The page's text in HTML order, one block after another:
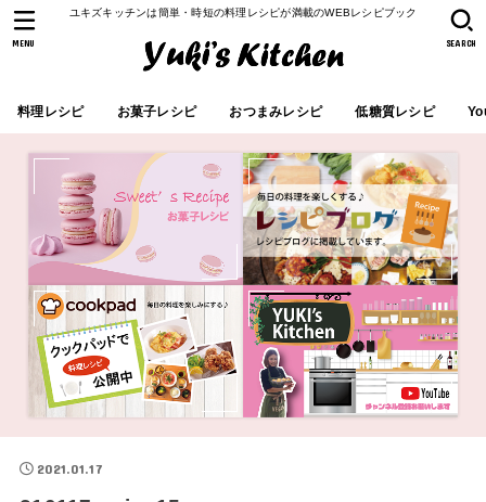
ユキズキッチンは簡単・時短の料理レシピが満載のWEBレシピブック
料理レシピ お菓子レシピ おつまみレシピ 低糖質レシピ
SEARCH
MENU
2021.01.17